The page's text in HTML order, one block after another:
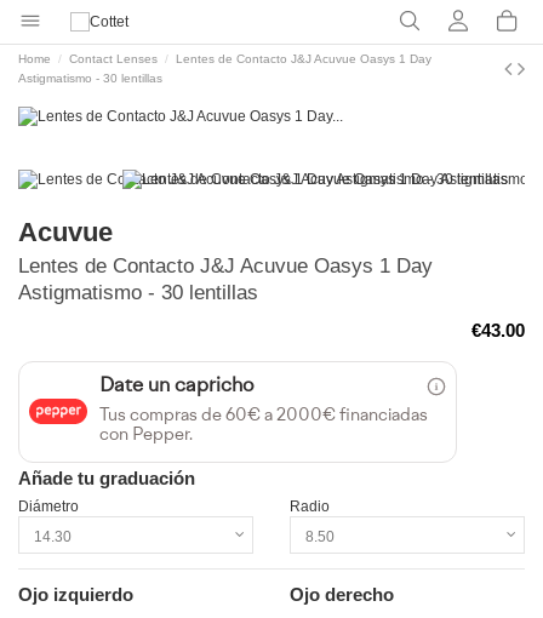
Home Contact Lenses
Lentes de Contacto J&J Acuvue Oasys 1 Day
Astigmatismo - 30 lentillas
Acuvue
Lentes de Contacto J&J Acuvue Oasys 1 Day
Astigmatismo - 30 lentillas
€43.00
Date un capricho
Tus compras de 60€ a 2000€ financiadas
con Pepper.
Añade tu graduación
Diámetro Radio
Ojo izquierdo Ojo derecho